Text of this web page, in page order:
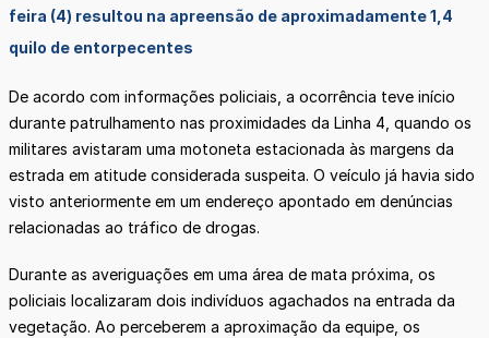
feira (4) resultou na apreensão de aproximadamente 1,4
quilo de entorpecentes
De acordo com informações policiais, a ocorrência teve início
durante patrulhamento nas proximidades da Linha 4, quando os
militares avistaram uma motoneta estacionada às margens da
estrada em atitude considerada suspeita. O veículo já havia sido
visto anteriormente em um endereço apontado em denúncias
relacionadas ao tráfico de drogas.
Durante as averiguações em uma área de mata próxima, os
policiais localizaram dois indivíduos agachados na entrada da
vegetação. Ao perceberem a aproximação da equipe, os